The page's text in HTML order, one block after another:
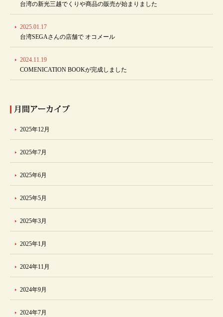
台湾の新光三越でくりや商品の販売が始まりました
2025.01.17
台湾SEGAさんの店舗で オコメール
2024.11.19
COMENICATION BOOKが完成しました
2025年12月
2025年7月
2025年6月
2025年5月
2025年3月
2025年1月
2024年11月
2024年9月
2024年7月